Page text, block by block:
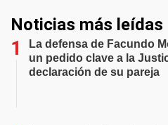
Noticias más leídas
La defensa de Facundo
un pedido clave a la
declaración de su pareja